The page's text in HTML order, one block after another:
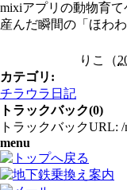
mixiアプリの動物育
産んだ瞬間の「ほわ
りこ （
カテゴリ :
チラウラ日記
トラックバック(0)
トラックバックURL: /
menu